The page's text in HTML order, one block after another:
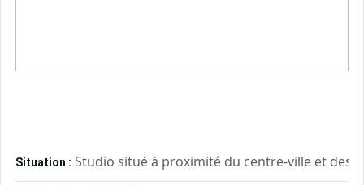
Situation : Studio situé à proximité du centre-ville et des